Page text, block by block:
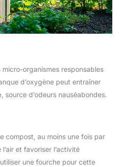
micro-organismes responsables
d’oxygène peut entraîner
source d’odeurs nauséabondes.
compost, au moins une fois par
et favoriser l’activité
une fourche pour cette